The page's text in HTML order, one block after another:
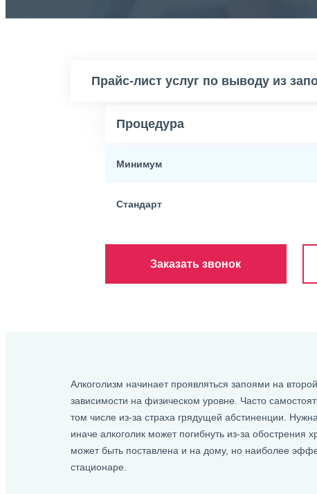
Прайс-лист услуг по выводу из
Процедура
Минимум
Стандарт
Заказать звонок
Алкоголизм начинает проявляться запоями на
зависимости на физическом уровне. Часто
том числе из-за страха грядущей абстиненции.
иначе алкоголик может погибнуть из-за обострения
может быть поставлена и на дому, но наиболее
стационаре.